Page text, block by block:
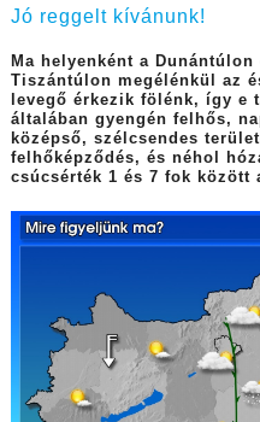
Jó reggelt kívánunk!
Ma helyenként a
Tiszántúlon megélénkül az
levegő érkezik fölénk, így e
általában gyengén felhős,
középső, szélcsendes
felhőképződés, és néhol
csúcsérték 1 és 7 fok között